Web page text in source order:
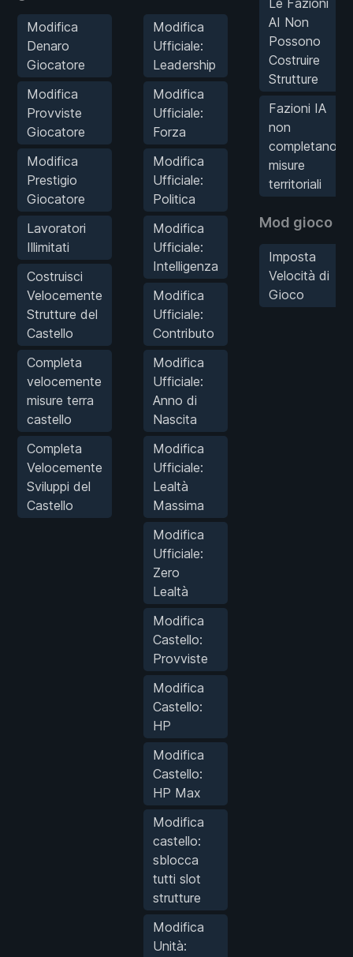
Modifica
Denaro
Giocatore
Modifica
Provviste
Giocatore
Modifica
Prestigio
Giocatore
Lavoratori
Illimitati
Costruisci
Velocemente
Strutture del
Castello
Completa
velocemente
misure terra
castello
Completa
Velocemente
Sviluppi del
Castello
Modifica
Ufficiale:
Leadership
Modifica
Ufficiale:
Forza
Modifica
Ufficiale:
Politica
Modifica
Ufficiale:
Intelligenza
Modifica
Ufficiale:
Contributo
Modifica
Ufficiale:
Anno di
Nascita
Modifica
Ufficiale:
Lealtà
Massima
Modifica
Ufficiale:
Zero
Lealtà
Modifica
Castello:
Provviste
Modifica
Castello:
HP
Modifica
Castello:
HP Max
Modifica
castello:
sblocca
tutti slot
strutture
Modifica
Unità:
AI Non
Possono
Costruire
Strutture
Fazioni IA
non
completano
misure
territoriali
Mod gioco
Imposta
Velocità di
Gioco